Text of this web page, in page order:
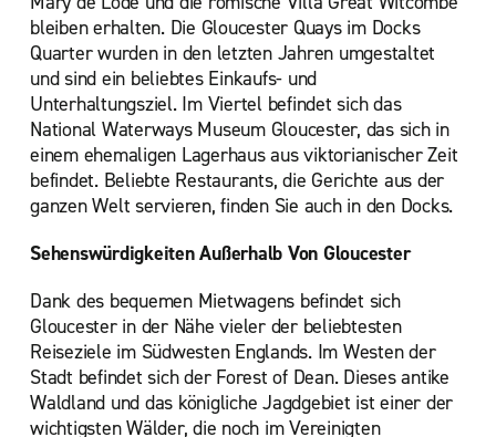
bleiben erhalten. Die Gloucester Quays im Docks
Quarter wurden in den letzten Jahren umgestaltet
und sind ein beliebtes Einkaufs- und
Unterhaltungsziel. Im Viertel befindet sich das
National Waterways Museum Gloucester, das sich in
einem ehemaligen Lagerhaus aus viktorianischer Zeit
befindet. Beliebte Restaurants, die Gerichte aus der
ganzen Welt servieren, finden Sie auch in den Docks.
Sehenswürdigkeiten Außerhalb Von Gloucester
Dank des bequemen Mietwagens befindet sich
Gloucester in der Nähe vieler der beliebtesten
Reiseziele im Südwesten Englands. Im Westen der
Stadt befindet sich der Forest of Dean. Dieses antike
Waldland und das königliche Jagdgebiet ist einer der
wichtigsten Wälder, die noch im Vereinigten